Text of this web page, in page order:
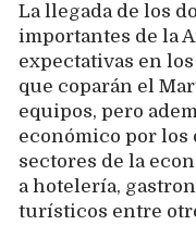
La llegada de los
importantes de la
expectativas en
que coparán el
equipos, pero
económico por
sectores de la
a hotelería,
turísticos entre